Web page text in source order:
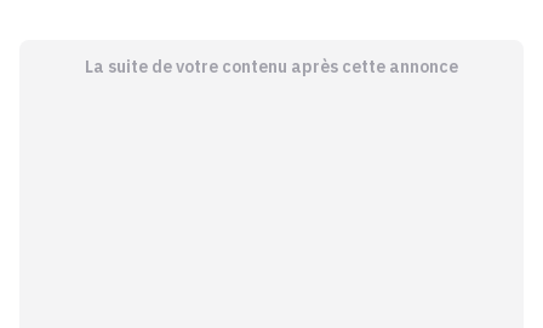
La suite de votre contenu après cette annonce